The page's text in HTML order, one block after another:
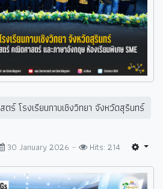
ร์ โรงเรียนกาบเชิงวิทยา จังหวัดสุรินทร์
30 January 2026 Hits: 214